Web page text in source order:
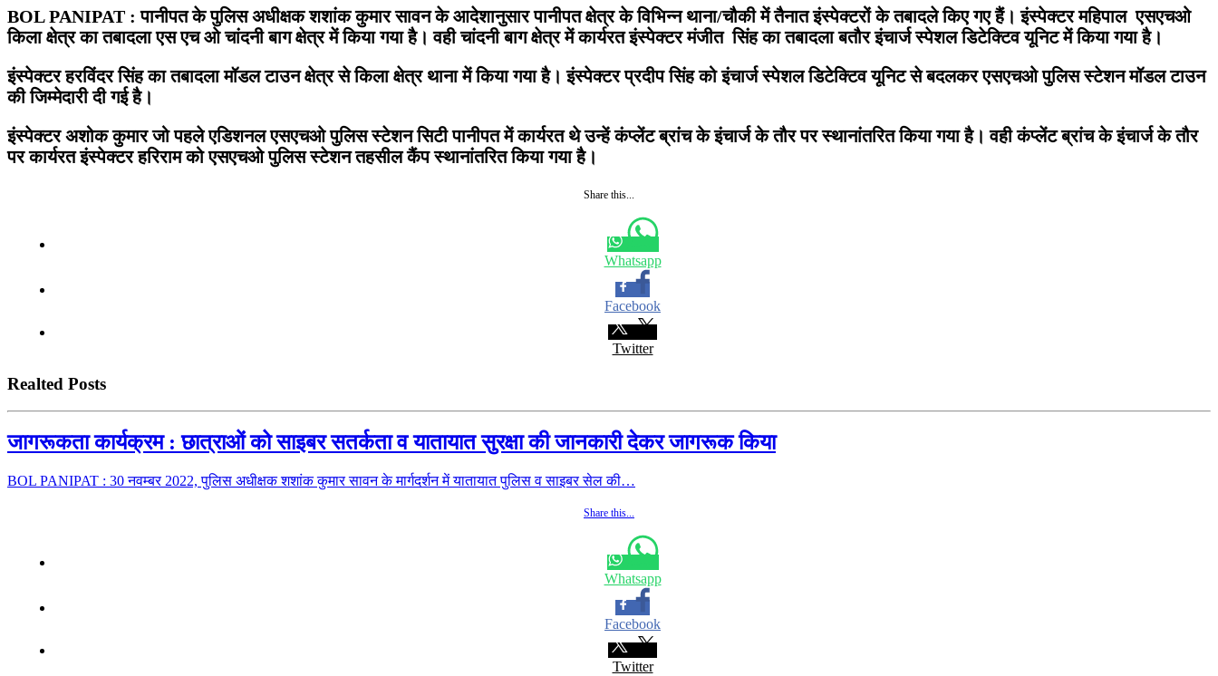
BOL PANIPAT : पानीपत के पुलिस अधीक्षक शशांक कुमार सावन के आदेशानुसार पानीपत क्षेत्र के विभिन्न थाना/चौकी में तैनात इंस्पेक्टरों के तबादले किए गए हैं। इंस्पेक्टर महिपाल एसएचओ
किला क्षेत्र का तबादला एस एच ओ चांदनी बाग क्षेत्र में किया गया है। वही चांदनी बाग क्षेत्र में कार्यरत इंस्पेक्टर मंजीत सिंह का तबादला बतौर इंचार्ज स्पेशल डिटेक्टिव यूनिट में किया गया है।
इंस्पेक्टर हरविंदर सिंह का तबादला मॉडल टाउन क्षेत्र से किला क्षेत्र थाना में किया गया है। इंस्पेक्टर प्रदीप सिंह को इंचार्ज स्पेशल डिटेक्टिव यूनिट से बदलकर एसएचओ पुलिस स्टेशन मॉडल टाउन
की जिम्मेदारी दी गई है।
इंस्पेक्टर अशोक कुमार जो पहले एडिशनल एसएचओ पुलिस स्टेशन सिटी पानीपत में कार्यरत थे उन्हें कंप्लेंट ब्रांच के इंचार्ज के तौर पर स्थानांतरित किया गया है। वही कंप्लेंट ब्रांच के इंचार्ज के तौर
पर कार्यरत इंस्पेक्टर हरिराम को एसएचओ पुलिस स्टेशन तहसील कैंप स्थानांतरित किया गया है।
Share this...
Whatsapp
Facebook
Twitter
Realted Posts
जागरूकता कार्यक्रम : छात्राओं को साइबर सतर्कता व यातायात सुरक्षा की जानकारी देकर जागरूक किया
BOL PANIPAT : 30 नवम्बर 2022, पुलिस अधीक्षक शशांक कुमार सावन के मार्गदर्शन में यातायात पुलिस व साइबर सेल की…
Share this...
Whatsapp
Facebook
Twitter